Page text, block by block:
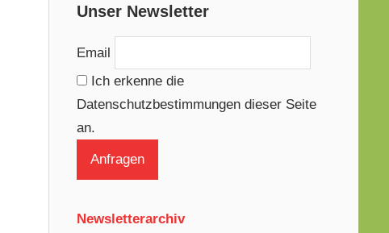
Unser Newsletter
Email
Ich erkenne die
Datenschutzbestimmungen dieser Seite
an.
Newsletterarchiv